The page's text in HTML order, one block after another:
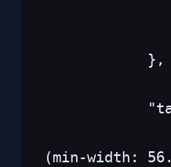
},
(min-width: